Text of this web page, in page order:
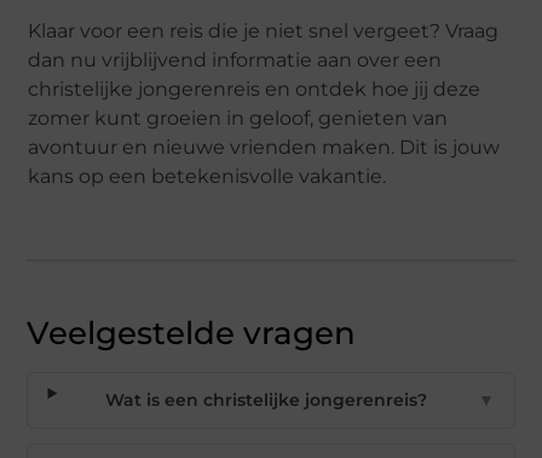
Klaar voor een reis die je niet snel vergeet? Vraag
dan nu vrijblijvend informatie aan over een
christelijke jongerenreis en ontdek hoe jij deze
zomer kunt groeien in geloof, genieten van
avontuur en nieuwe vrienden maken. Dit is jouw
kans op een betekenisvolle vakantie.
Veelgestelde vragen
Wat is een christelijke jongerenreis? ▼